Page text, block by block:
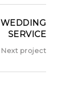
WEDDING
SERVICE
Next project